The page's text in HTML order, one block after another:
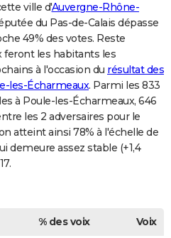
ville d'Auvergne-Rhône-
du Pas-de-Calais dépasse
49% des votes. Reste
feront les habitants les
à l'occasion du résultat des
les-Écharmeaux. Parmi les 833
à Poule-les-Écharmeaux, 646
les 2 adversaires pour le
atteint ainsi 78% à l'échelle de
demeure assez stable (+1,4
% des voix
Voix